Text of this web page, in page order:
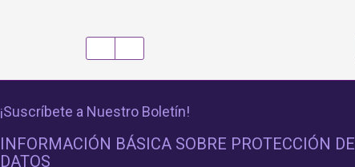
¡Suscríbete a Nuestro Boletín!
INFORMACIÓN BÁSICA SOBRE PROTECCIÓN DE
DATOS